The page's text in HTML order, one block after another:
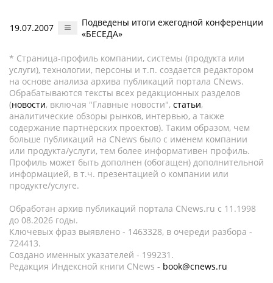
19.07.2007
Подведены итоги ежегодной конференции
«БЕСЕДА»
* Страница-профиль компании, системы (продукта или
услуги), технологии, персоны и т.п. создается редактором
на основе анализа архива публикаций портала CNews.
Обрабатываются тексты всех редакционных разделов
(новости, включая "Главные новости", статьи,
аналитические обзоры рынков, интервью, а также
содержание партнёрских проектов). Таким образом, чем
больше публикаций на CNews было с именем компании
или продукта/услуги, тем более информативен профиль.
Профиль может быть дополнен (обогащен) дополнительной
информацией, в т.ч. презентацией о компании или
продукте/услуге.
Обработан архив публикаций портала CNews.ru c 11.1998
до 08.2026 годы.
Ключевых фраз выявлено - 1463328, в очереди разбора -
724413.
Создано именных указателей - 199231.
Редакция Индексной книги CNews - book@cnews.ru